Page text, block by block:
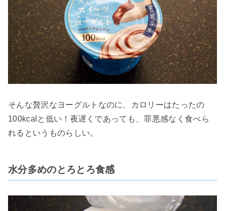
そんな贅沢なヨーグルトなのに、カロリーはたったの
100kcalと低い！夜遅くであっても、罪悪感なく食べら
れるというものらしい。
水分多めのとろとろ食感